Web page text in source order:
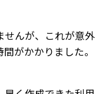
せんが、これが意外
がかかりました。